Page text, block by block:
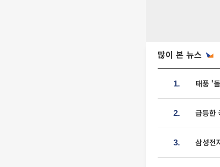
많이 본 뉴스
1. 태풍 '
2. 급등한
3. 삼성전